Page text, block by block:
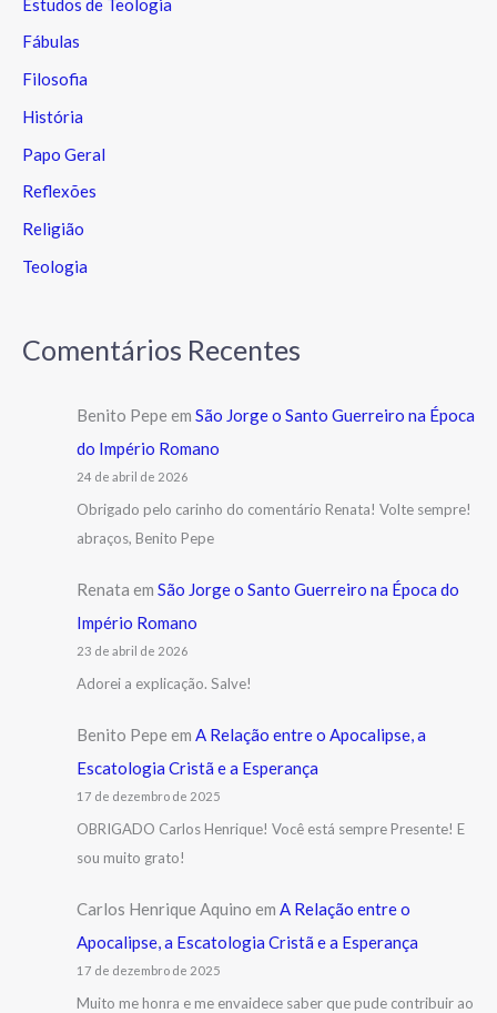
Fábulas
Filosofia
História
Papo Geral
Reflexões
Religião
Teologia
Comentários Recentes
Benito Pepe em São Jorge o Santo Guerreiro na Época
do Império Romano
24 de abril de 2026
Obrigado pelo carinho do comentário Renata! Volte sempre!
abraços, Benito Pepe
Renata em São Jorge o Santo Guerreiro na Época do
Império Romano
23 de abril de 2026
Adorei a explicação. Salve!
Benito Pepe em A Relação entre o Apocalipse, a
Escatologia Cristã e a Esperança
17 de dezembro de 2025
OBRIGADO Carlos Henrique! Você está sempre Presente! E
sou muito grato!
Carlos Henrique Aquino em A Relação entre o
Apocalipse, a Escatologia Cristã e a Esperança
17 de dezembro de 2025
Muito me honra e me envaidece saber que pude contribuir ao